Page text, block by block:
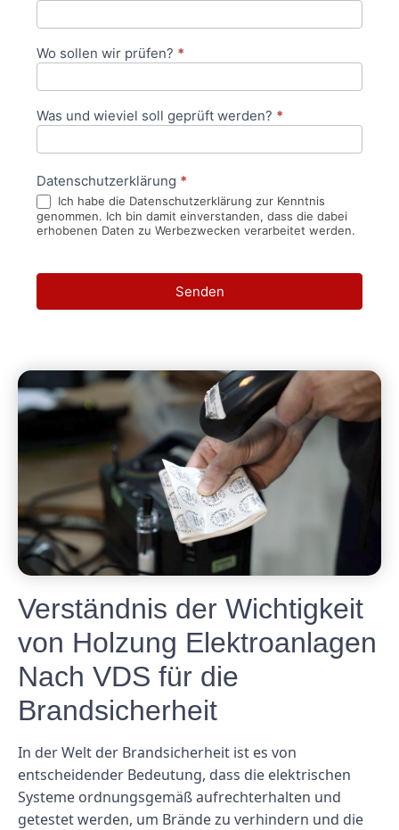
Wo sollen wir prüfen? *
Was und wieviel soll geprüft werden? *
Datenschutzerklärung *
Ich habe die Datenschutzerklärung zur Kenntnis
genommen. Ich bin damit einverstanden, dass die dabei
erhobenen Daten zu Werbezwecken verarbeitet werden.
Senden
Verständnis der Wichtigkeit
von Holzung Elektroanlagen
Nach VDS für die
Brandsicherheit
In der Welt der Brandsicherheit ist es von
entscheidender Bedeutung, dass die elektrischen
Systeme ordnungsgemäß aufrechterhalten und
getestet werden, um Brände zu verhindern und die